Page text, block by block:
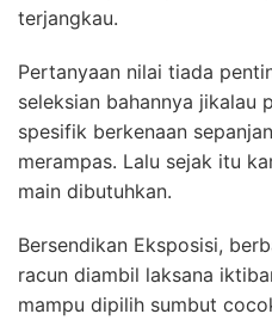
terjangkau.
Pertanyaan nilai tiada
seleksian bahannya jikalau
spesifik berkenaan
merampas. Lalu sejak itu
main dibutuhkan.
Bersendikan Eksposisi,
racun diambil laksana
mampu dipilih sumbut